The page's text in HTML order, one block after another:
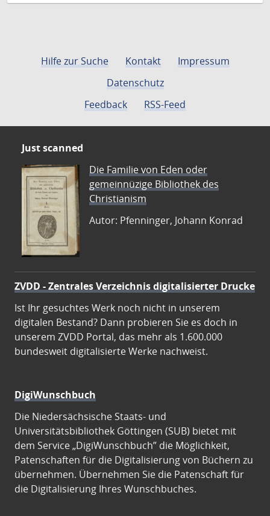
Hilfe zur Suche Kontakt
Impressum
Datenschutz
Feedback
RSS-Feed
Just scanned
Die Familie von Eden oder
gemeinnüzige Bibliothek des
Christianism
Autor: Pfenninger, Johann Konrad
ZVDD - Zentrales Verzeichnis digitalisierter Drucke
Ist Ihr gesuchtes Werk noch nicht in unserem
digitalen Bestand? Dann probieren Sie es doch in
unserem ZVDD Portal, das mehr als 1.600.000
bundesweit digitalisierte Werke nachweist.
DigiWunschbuch
Die Niedersächsische Staats- und
Universitätsbibliothek Göttingen (SUB) bietet mit
dem Service „DigiWunschbuch” die Möglichkeit,
Patenschaften für die Digitalisierung von Büchern zu
übernehmen. Übernehmen Sie die Patenschaft für
die Digitalisierung Ihres Wunschbuches.